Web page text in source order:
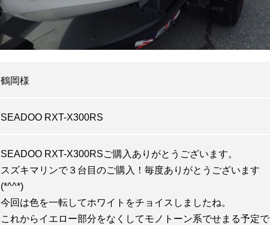
鶴岡様
SEADOO RXT-X300RS
SEADOO RXT-X300RSご購入ありがとうございます。
スズキマリンで３台目のご購入！毎度ありがとうございます
(*^^*)
今回は色を一転してホワイトをチョイスしましたね。
これからイエロー部分をなくしてモノトーン系でせまる予定で